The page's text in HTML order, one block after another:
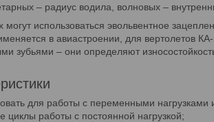
– радиус водила, волновых –
могут использоваться эвольвентное
в авиастроении, для вертолетов
зубьями – они определяют
для работы с переменными нагрузками
циклы работы с постоянной нагрузкой;